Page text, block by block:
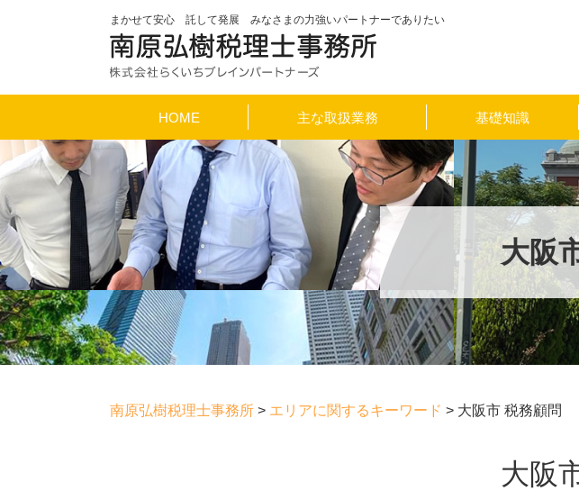
大阪
まかせて安心 託して発展 みなさまの力強いパートナーでありたい
HOME 主な取扱業務 基礎知識
南原弘樹税理士事務所 > エリアに関するキーワード > 大阪市 税務顧問
大阪